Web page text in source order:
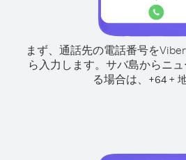
まず、通話先の電話番号を
ら入力します。 サバ島からニ
る場合は、 +64 +